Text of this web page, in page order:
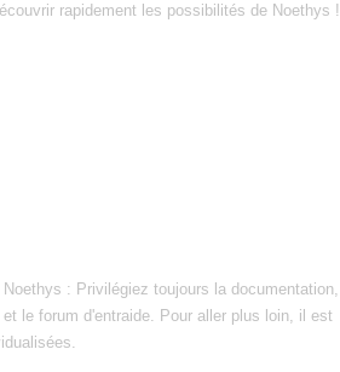
rapidement les possibilités de Noethys !
: Privilégiez toujours la documentation,
le forum d'entraide. Pour aller plus loin, il est